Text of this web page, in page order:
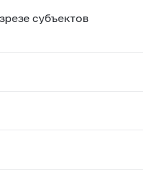
субъектов